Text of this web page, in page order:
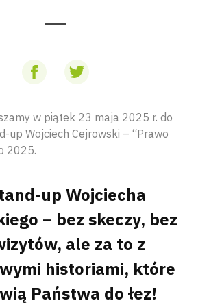
w piątek 23 maja 2025 r. do
up Wojciech Cejrowski – “Prawo
2025.
up Wojciecha
– bez skeczy, bez
ale za to z
historiami, które
Państwa do łez!